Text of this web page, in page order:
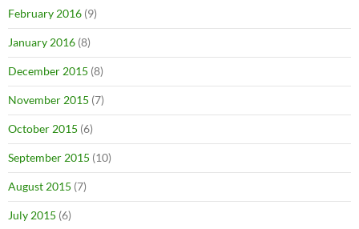
February 2016 (9)
January 2016 (8)
December 2015 (8)
November 2015 (7)
October 2015 (6)
September 2015 (10)
August 2015 (7)
July 2015 (6)